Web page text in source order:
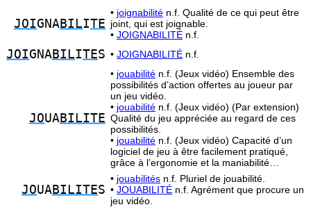
JOIGNABILITE
• joignabilité n.f. Qualité de ce qui peut être
joint, qui est joignable.
• JOIGNABILITÉ n.f.
JOIGNABILITES • JOIGNABILITÉ n.f.
JOUABILITE
• jouabilité n.f. (Jeux vidéo) Ensemble des
possibilités d’action offertes au joueur par
un jeu vidéo.
• jouabilité n.f. (Jeux vidéo) (Par extension)
Qualité du jeu appréciée au regard de ces
possibilités.
• jouabilité n.f. (Jeux vidéo) Capacité d’un
logiciel de jeu à être facilement pratiqué,
grâce à l’ergonomie et la maniabilité…
JOUABILITES
• jouabilités n.f. Pluriel de jouabilité.
• JOUABILITÉ n.f. Agrément que procure un
jeu vidéo.